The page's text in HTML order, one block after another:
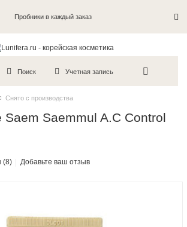
Пробники в каждый заказ
Поиск Учетная запись
Снято с производства
Saemmul A.C Control
(8) Добавьте ваш отзыв